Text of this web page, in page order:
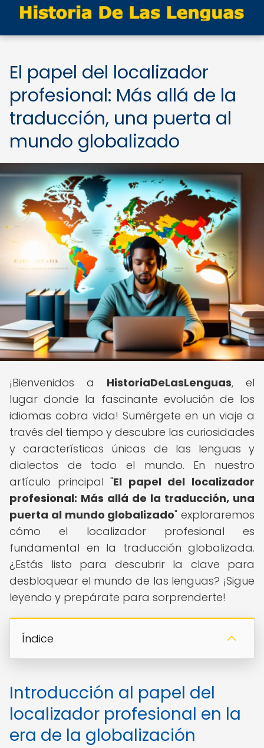
El papel del localizador
profesional: Más allá de la
traducción, una puerta al
mundo globalizado
¡Bienvenidos a HistoriaDeLasLenguas, el
lugar donde la fascinante evolución de los
idiomas cobra vida! Sumérgete en un viaje a
través del tiempo y descubre las curiosidades
y características únicas de las lenguas y
dialectos de todo el mundo. En nuestro
artículo principal "El papel del localizador
profesional: Más allá de la traducción, una
puerta al mundo globalizado" exploraremos
cómo el localizador profesional es
fundamental en la traducción globalizada.
¿Estás listo para descubrir la clave para
desbloquear el mundo de las lenguas? ¡Sigue
leyendo y prepárate para sorprenderte!
Índice
Introducción al papel del
localizador profesional en la
era de la globalización